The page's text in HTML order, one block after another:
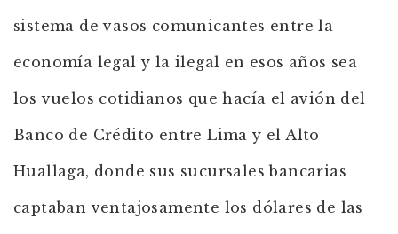
sistema de vasos comunicantes entre la
economía legal y la ilegal en esos años sea
los vuelos cotidianos que hacía el avión del
Banco de Crédito entre Lima y el Alto
Huallaga, donde sus sucursales bancarias
captaban ventajosamente los dólares de las